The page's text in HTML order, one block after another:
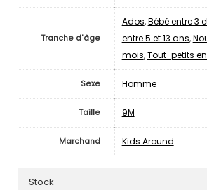
Tranche d'âge
Ados,Bébé entre 3
entre 5 et 13 ans,
mois,Tout-petits
Sexe Homme
Taille 9M
Marchand Kids Around
Stock